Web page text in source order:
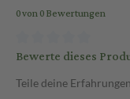
0 von 0 Bewertungen
Bewerte dieses
Teile deine